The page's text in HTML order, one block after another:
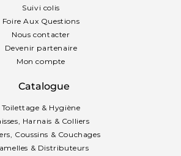
Suivi colis
Foire Aux Questions
Nous contacter
Devenir partenaire
Mon compte
Catalogue
Toilettage & Hygiène
Harnais & Colliers
Coussins & Couchages
& Distributeurs